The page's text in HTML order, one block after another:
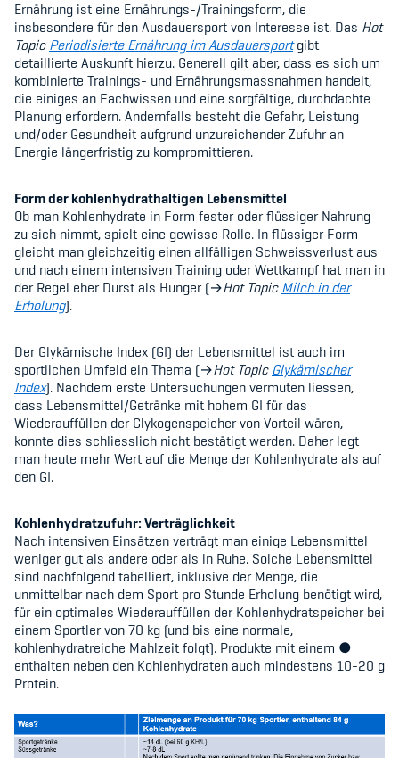
Ernährung ist eine Ernährungs-/Trainingsform, die
insbesondere für den Ausdauersport von Interesse ist. Das Hot
TopicPeriodisierte Ernährung im Ausdauersportgibt
detaillierte Auskunft hierzu. Generell gilt aber, dass es sich um
kombinierte Trainings- und Ernährungsmassnahmen handelt,
die einiges an Fachwissen und eine sorgfältige, durchdachte
Planung erfordern. Andernfalls besteht die Gefahr, Leistung
und/oder Gesundheit aufgrund unzureichender Zufuhr an
Energie längerfristig zu kompromittieren.
Form der kohlenhydrathaltigen Lebensmittel
Ob man Kohlenhydrate in Form fester oder flüssiger Nahrung
zu sich nimmt, spielt eine gewisse Rolle. In flüssiger Form
gleicht man gleichzeitig einen allfälligen Schweissverlust aus
und nach einem intensiven Training oder Wettkampf hat man in
der Regel eher Durst als Hunger (→Hot TopicMilch in der
Erholung).
Der Glykämische Index (GI) der Lebensmittel ist auch im
sportlichen Umfeld ein Thema (→Hot TopicGlykämischer
Index). Nachdem erste Untersuchungen vermuten liessen,
dass Lebensmittel/Getränke mit hohem GI für das
Wiederauffüllen der Glykogenspeicher von Vorteil wären,
konnte dies schliesslich nicht bestätigt werden. Daher legt
man heute mehr Wert auf die Menge der Kohlenhydrate als auf
den GI.
Kohlenhydratzufuhr: Verträglichkeit
Nach intensiven Einsätzen verträgt man einige Lebensmittel
weniger gut als andere oder als in Ruhe. Solche Lebensmittel
sind nachfolgend tabelliert, inklusive der Menge, die
unmittelbar nach dem Sport pro Stunde Erholung benötigt wird,
für ein optimales Wiederauffüllen der Kohlenhydratspeicher bei
einem Sportler von 70 kg (und bis eine normale,
kohlenhydratreiche Mahlzeit folgt). Produkte mit einem ●
enthalten neben den Kohlenhydraten auch mindestens 10-20 g
Protein.